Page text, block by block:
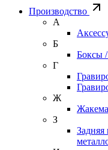
Производство
А
Б
Боксы /
Г
Ж
З
Задняя